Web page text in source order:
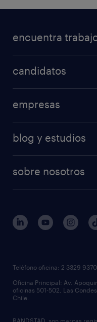
encuentra
candidatos
empresas
blog y estudios
sobre nosotros
Teléfono oficina: 2 3329 9370
Oficina Principal: Av.
oficinas 501-502, Las
Chile.
RANDSTAD, son marcas